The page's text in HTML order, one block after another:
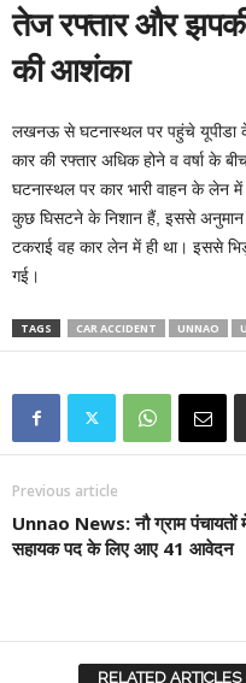
तेज रफ्तार और
की आशंका
लखनऊ से घटनास्थल पर पहुंचे यूपीडा के
कार की रफ्तार अधिक होने व वर्षा के
घटनास्थल पर कार भारी वाहन के लेन
कुछ घिसटने के निशान हैं, इससे अनुमान
टकराई वह कार लेन में ही था। इससे
गई।
TAGS CAR ACCIDENT UNNAO
Previous article
Unnao News: नौ ग्राम पंचायतों
सहायक पद के लिए आए 41 आवेदन
RELATED ARTICLES